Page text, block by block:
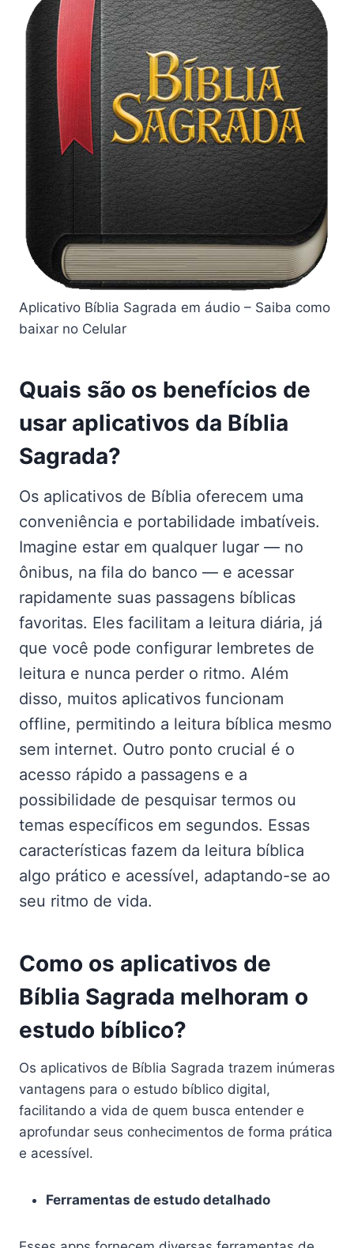
Aplicativo Bíblia Sagrada em áudio – Saiba como
baixar no Celular
Quais são os benefícios de
usar aplicativos da Bíblia
Sagrada?
Os aplicativos de Bíblia oferecem uma
conveniência e portabilidade imbatíveis.
Imagine estar em qualquer lugar — no
ônibus, na fila do banco — e acessar
rapidamente suas passagens bíblicas
favoritas. Eles facilitam a leitura diária, já
que você pode configurar lembretes de
leitura e nunca perder o ritmo. Além
disso, muitos aplicativos funcionam
offline, permitindo a leitura bíblica mesmo
sem internet. Outro ponto crucial é o
acesso rápido a passagens e a
possibilidade de pesquisar termos ou
temas específicos em segundos. Essas
características fazem da leitura bíblica
algo prático e acessível, adaptando-se ao
seu ritmo de vida.
Como os aplicativos de
Bíblia Sagrada melhoram o
estudo bíblico?
Os aplicativos de Bíblia Sagrada trazem inúmeras
vantagens para o estudo bíblico digital,
facilitando a vida de quem busca entender e
aprofundar seus conhecimentos de forma prática
e acessível.
Ferramentas de estudo detalhado